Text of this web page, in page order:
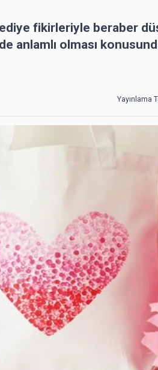
fikirleriyle beraber
anlamlı olması
Yayınlama